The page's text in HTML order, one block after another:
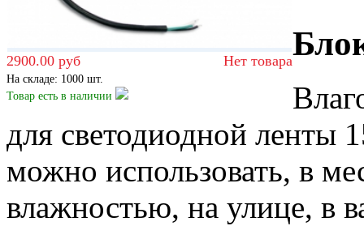
2900.00 руб Нет товара
На складе: 1000 шт.
Товар есть в наличии
для светодиодной ленты
можно использовать, в
влажностью, на улице, в